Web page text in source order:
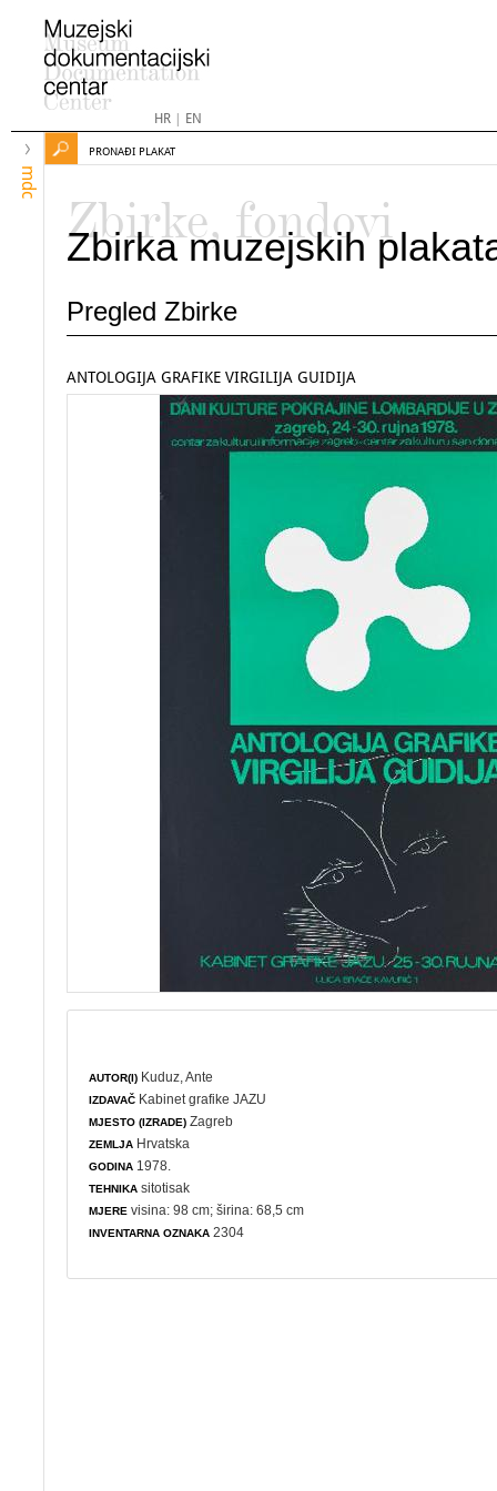
HR| EN
mdc
PRONAĐI PLAKAT
Zbirke, fondovi
Zbirka muzejskih
Pregled Zbirke
ANTOLOGIJA GRAFIKE VIRGILIJA GUIDIJA
AUTOR(I) Kuduz, Ante
IZDAVAČ Kabinet grafike JAZU
MJESTO (IZRADE) Zagreb
ZEMLJA Hrvatska
GODINA 1978.
TEHNIKA sitotisak
MJERE visina: 98 cm; širina: 68,5 cm
INVENTARNA OZNAKA 2304